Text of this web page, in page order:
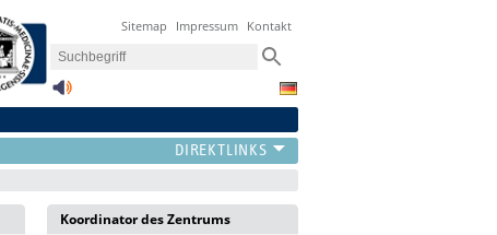
Sitemap Impressum Kontakt
Koordinator des Zentrums